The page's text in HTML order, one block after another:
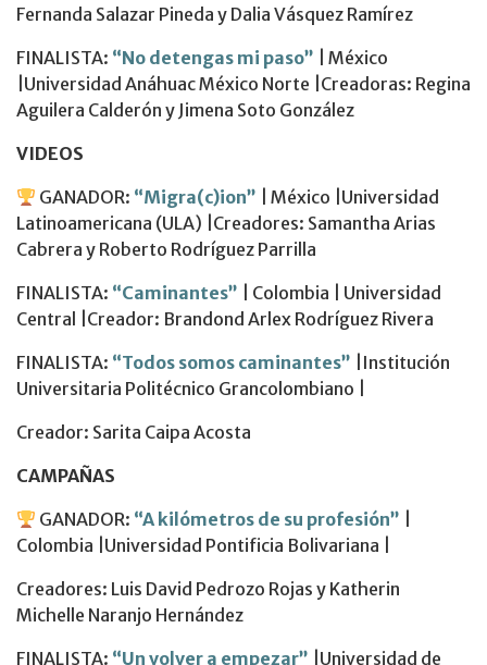
Fernanda Salazar Pineda y Dalia Vásquez Ramírez
FINALISTA: “No detengas mi paso”
| México
|Universidad Anáhuac México Norte |Creadoras: Regina
Aguilera Calderón y Jimena Soto González
VIDEOS
GANADOR: “Migra(c)ion”
| México |Universidad
Latinoamericana (ULA) |Creadores: Samantha Arias
Cabrera y Roberto Rodríguez Parrilla
FINALISTA: “Caminantes” | Colombia | Universidad
Central |Creador: Brandond Arlex Rodríguez Rivera
FINALISTA: “Todos somos caminantes”
|Institución
Universitaria Politécnico Grancolombiano |
Creador: Sarita Caipa Acosta
CAMPAÑAS
GANADOR: “A kilómetros de su profesión”
Colombia |Universidad Pontificia Bolivariana |
Creadores: Luis David Pedrozo Rojas y Katherin
Michelle Naranjo Hernández
FINALISTA: “Un volver a empezar” |Universidad de